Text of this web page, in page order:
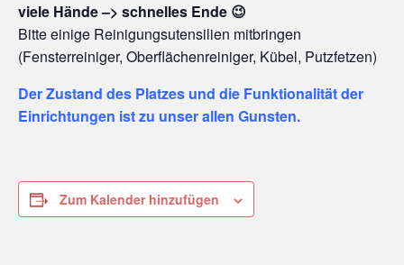
viele Hände –> schnelles Ende 😉
Bitte einige Reinigungsutensilien mitbringen
(Fensterreiniger, Oberflächenreiniger, Kübel, Putzfetzen)
Der Zustand des Platzes und die Funktionalität der
Einrichtungen ist zu unser allen Gunsten.
Zum Kalender hinzufügen